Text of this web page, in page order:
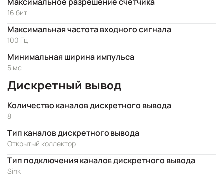
16 бит
Максимальная частота входного сигнала
100 Гц
Минимальная ширина импульса
5 мс
Дискретный вывод
Количество каналов дискретного вывода
8
Тип каналов дискретного вывода
Открытый коллектор
Тип подключения каналов дискретного вывода
Sink